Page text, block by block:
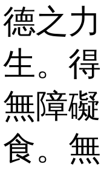
德之
生。
無障
食。